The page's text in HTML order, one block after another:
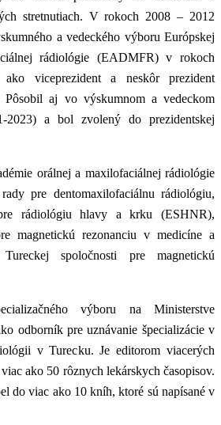
stretnutiach. V rokoch 2008 – 2012
a vedeckého výboru Európskej
rádiológie (EADMFR) v rokoch
viceprezident a neskôr prezident
aj vo výskumnom a vedeckom
2023) a bol zvolený do prezidentskej
orálnej a maxilofaciálnej rádiológie
pre dentomaxilofaciálnu rádiológiu,
rádiológiu hlavy a krku (ESHNR),
magnetickú rezonanciu v medicíne a
spoločnosti pre magnetickú
výboru na Ministerstve
odborník pre uznávanie špecializácie v
v Turecku. Je editorom viacerých
ako 50 rôznych lekárskych časopisov.
do viac ako 10 kníh, ktoré sú napísané v